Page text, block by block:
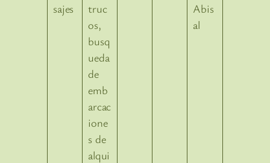
truc
os,
busq
ueda
de
emb
arcac
ione
s de
alqui
Abis
al